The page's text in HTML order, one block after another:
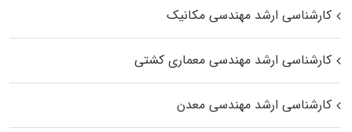
کارشناسی ارشد مهندسی مکانیک
کارشناسی ارشد مهندسی معماری کشتی
کارشناسی ارشد مهندسی معدن